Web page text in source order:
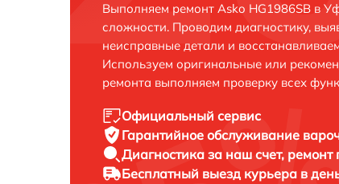
Выполняем ремонт Asko HG1986SB в
сложности. Проводим диагностику,
неисправные детали и
Используем оригинальные или
ремонта выполняем проверку всех
Официальный сервис
Гарантийное обслуживание
Диагностика за наш счет, ремонт
Бесплатный выезд курьера в